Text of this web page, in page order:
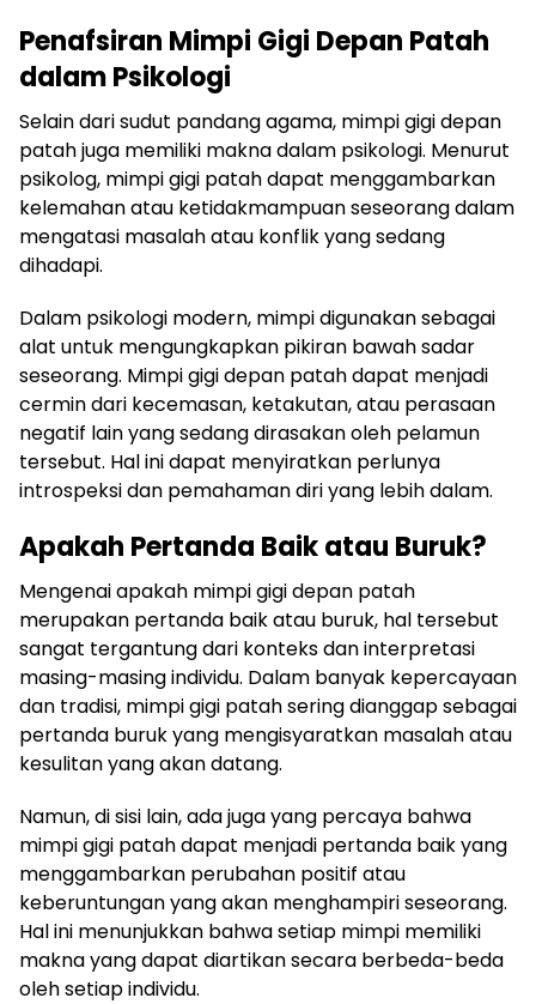
Penafsiran Mimpi Gigi Depan Patah
dalam Psikologi
Selain dari sudut pandang agama, mimpi gigi depan
patah juga memiliki makna dalam psikologi. Menurut
psikolog, mimpi gigi patah dapat menggambarkan
kelemahan atau ketidakmampuan seseorang dalam
mengatasi masalah atau konflik yang sedang
dihadapi.
Dalam psikologi modern, mimpi digunakan sebagai
alat untuk mengungkapkan pikiran bawah sadar
seseorang. Mimpi gigi depan patah dapat menjadi
cermin dari kecemasan, ketakutan, atau perasaan
negatif lain yang sedang dirasakan oleh pelamun
tersebut. Hal ini dapat menyiratkan perlunya
introspeksi dan pemahaman diri yang lebih dalam.
Apakah Pertanda Baik atau Buruk?
Mengenai apakah mimpi gigi depan patah
merupakan pertanda baik atau buruk, hal tersebut
sangat tergantung dari konteks dan interpretasi
masing-masing individu. Dalam banyak kepercayaan
dan tradisi, mimpi gigi patah sering dianggap sebagai
pertanda buruk yang mengisyaratkan masalah atau
kesulitan yang akan datang.
Namun, di sisi lain, ada juga yang percaya bahwa
mimpi gigi patah dapat menjadi pertanda baik yang
menggambarkan perubahan positif atau
keberuntungan yang akan menghampiri seseorang.
Hal ini menunjukkan bahwa setiap mimpi memiliki
makna yang dapat diartikan secara berbeda-beda
oleh setiap individu.